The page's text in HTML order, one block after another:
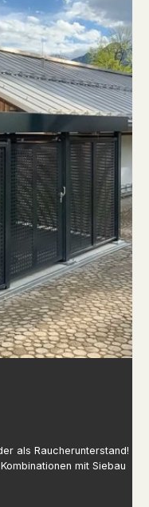
als Raucherunterstand!
mit Siebau